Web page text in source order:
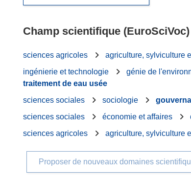
Champ scientifique (EuroSciVoc)
sciences agricoles agriculture, sylviculture
ingénierie et technologie
génie de
traitement de eau usée
sciences sociales
sociologie
sciences sociales
économie et affaires
sciences agricoles
agriculture, sylviculture
Proposer de nouveaux domaines